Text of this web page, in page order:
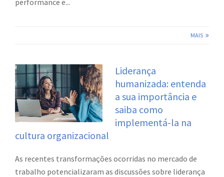
performance e...
MAIS
Liderança
humanizada: entenda
a sua importância e
saiba como
implementá-la na
cultura organizacional
As recentes transformações ocorridas no mercado de
trabalho potencializaram as discussões sobre liderança